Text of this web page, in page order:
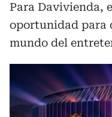
Para Davivienda,
oportunidad para
mundo del